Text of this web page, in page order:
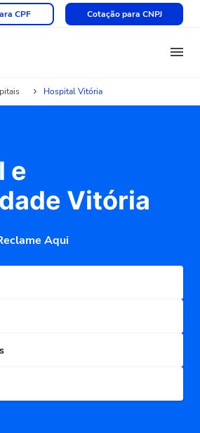
CPF Cotação para CNPJ
Hospital Vitória
e
Vitória
Aqui